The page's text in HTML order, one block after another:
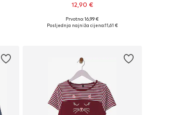
12,90 €
Prvotno: 16,99 €
Posljednja najniža cijena:11,61 €